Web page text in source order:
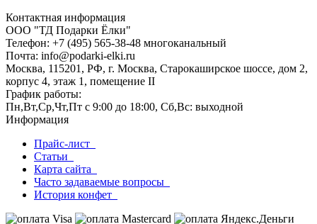
Контактная информация
ООО "ТД Подарки Ёлки"
Телефон: +7 (495) 565-38-48 многоканальный
Почта: info@podarki-elki.ru
Москва, 115201, РФ, г. Москва, Старокаширское шоссе, дом 2,
корпус 4, этаж 1, помещение II
График работы:
Пн,Вт,Ср,Чт,Пт с 9:00 до 18:00, Сб,Вс: выходной
Информация
Прайс-лист
Статьи
Карта сайта
Часто задаваемые вопросы
История конфет